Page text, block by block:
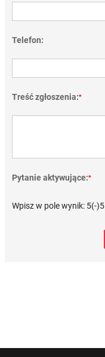
Telefon:
Treść zgłoszenia:*
Pytanie aktywujące:*
Wpisz w pole wynik: 5(-)5